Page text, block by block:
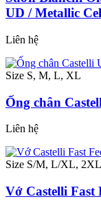
UD / Metallic
Liên hệ
Size S, M, L, XL
Ống chân
Liên hệ
Size S/M, L/XL, 2XL
Vớ Castelli Fast